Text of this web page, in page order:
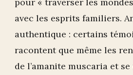
pour « traverser les
avec les esprits familiers.
authentique : certains
racontent que même les
de l’amanite muscaria et